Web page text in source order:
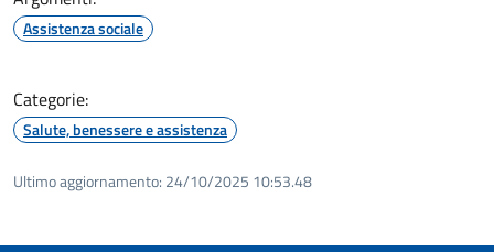
Assistenza sociale
Categorie:
Salute, benessere e assistenza
Ultimo aggiornamento: 24/10/2025 10:53.48